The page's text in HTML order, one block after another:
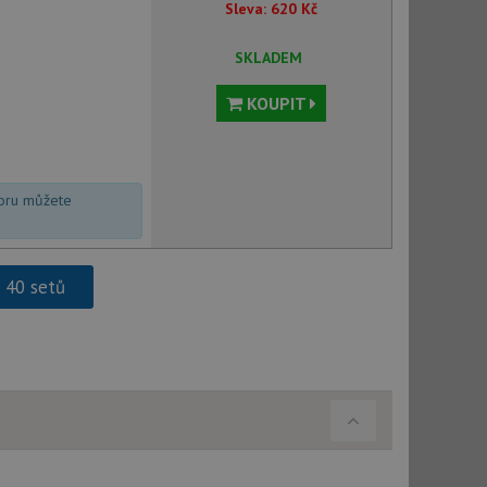
Sleva: 620 Kč
SKLADEM
KOUPIT
můžete
40 setů
CORS po
cookie lepivosti
k